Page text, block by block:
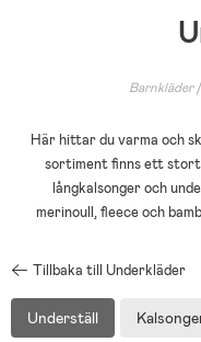
Barnkläder
Här hittar du varma och
sortiment finns ett
långkalsonger och
merinoull, fleece och
Tillbaka till Underkläder
Underställ